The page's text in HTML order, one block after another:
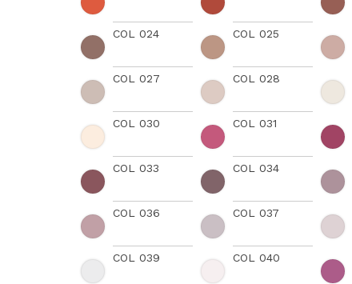
COL 024 COL 025
COL 027 COL 028
COL 030 COL 031
COL 033 COL 034
COL 036 COL 037
COL 039 COL 040